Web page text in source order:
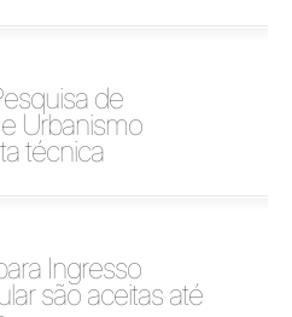
de
Urbanismo
técnica
Ingresso
são aceitas até